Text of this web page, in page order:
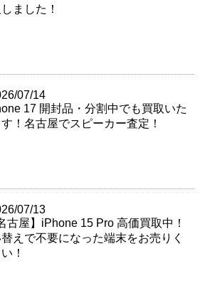
ました！
07/14
17 開封品・分割中でも買取いた
す！名古屋でスピーカー査定！
07/13
古屋】iPhone 15 Pro 高価買取中！
えで不要になった端末をお売りく
！